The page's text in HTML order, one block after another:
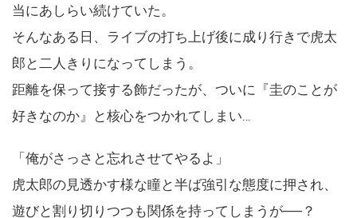
当にあしらい続けていた。
そんなある日、ライブの打ち上げ後に成り行きで虎太
郎と二人きりになってしまう。
距離を保って接する飾だったが、ついに『圭のことが
好きなのか』と核心をつかれてしまい…
「俺がさっさと忘れさせてやるよ」
虎太郎の見透かす様な瞳と半ば強引な態度に押され、
遊びと割り切りつつも関係を持ってしまうが──？